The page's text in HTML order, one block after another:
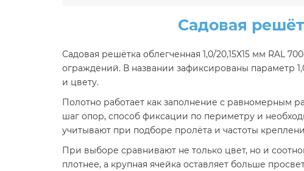
Садовая
Садовая решётка облегченная 1,0/20,15Х15 мм RAL
ограждений. В названии зафиксированы параметр
и цвету.
Полотно работает как заполнение с равномерным
шаг опор, способ фиксации по периметру и
учитывают при подборе пролёта и частоты
При выборе сравнивают не только цвет, но и
плотнее, а крупная ячейка оставляет больше